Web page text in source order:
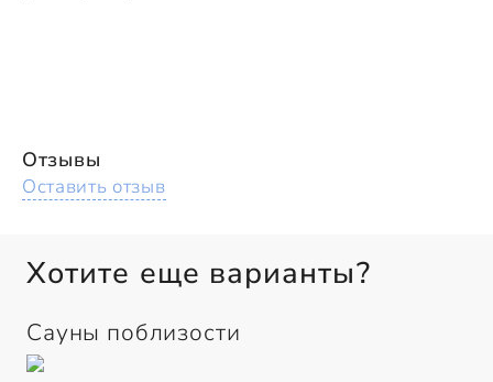
Отзывы
Оставить отзыв
Хотите еще варианты?
Сауны поблизости